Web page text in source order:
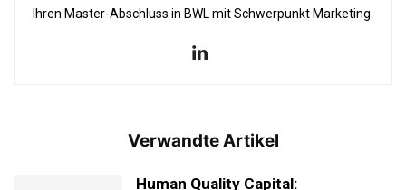
Ihren Master-Abschluss in BWL mit Schwerpunkt Marketing.
Verwandte Artikel
Human Quality Capital: